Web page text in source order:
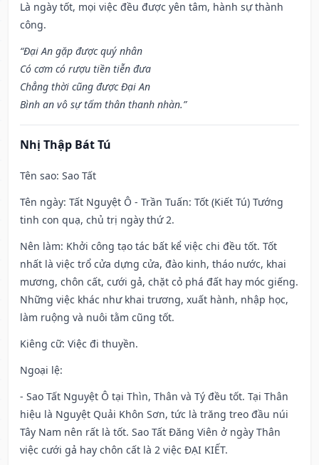
Là ngày tốt, mọi việc đều được yên tâm, hành sự thành
công.
“Đại An gặp được quý nhân
Có cơm có rượu tiền tiễn đưa
Chẳng thời cũng được Đại An
Bình an vô sự tấm thân thanh nhàn.”
Nhị Thập Bát Tú
Tên sao: Sao Tất
Tên ngày: Tất Nguyệt Ô - Trần Tuấn: Tốt (Kiết Tú) Tướng
tinh con quạ, chủ trị ngày thứ 2.
Nên làm: Khởi công tạo tác bất kể việc chi đều tốt. Tốt
nhất là việc trổ cửa dựng cửa, đào kinh, tháo nước, khai
mương, chôn cất, cưới gả, chặt cỏ phá đất hay móc giếng.
Những việc khác như khai trương, xuất hành, nhập học,
làm ruộng và nuôi tằm cũng tốt.
Kiêng cữ: Việc đi thuyền.
Ngoại lệ:
- Sao Tất Nguyệt Ô tại Thìn, Thân và Tý đều tốt. Tại Thân
hiệu là Nguyệt Quải Khôn Sơn, tức là trăng treo đầu núi
Tây Nam nên rất là tốt. Sao Tất Đăng Viên ở ngày Thân
việc cưới gả hay chôn cất là 2 việc ĐẠI KIẾT.